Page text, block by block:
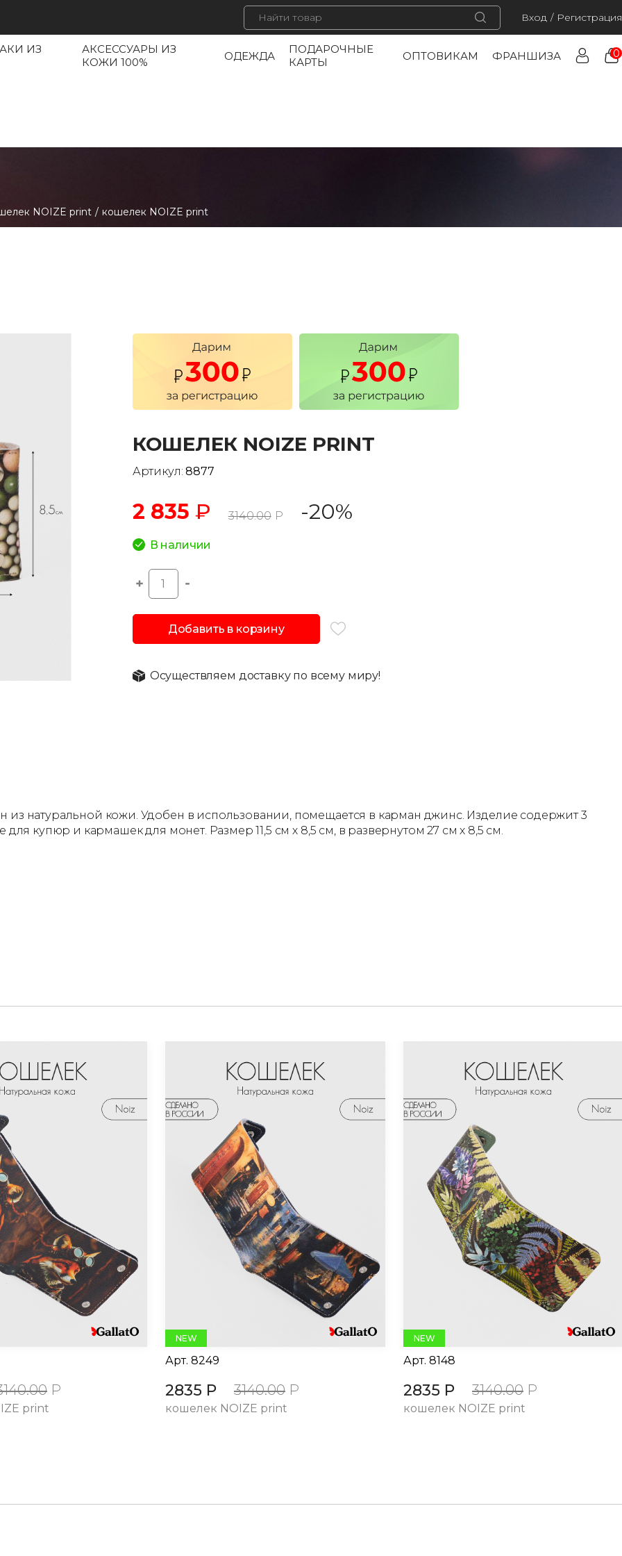
Вход / Регистрация
ИЗ
АКСЕССУАРЫ ИЗ
КОЖИ 100%
ОДЕЖДА
ПОДАРОЧНЫЕ
КАРТЫ
ОПТОВИКАМ ФРАНШИЗА 0
NOIZE print / кошелек NOIZE print
КОШЕЛЕК NOIZE PRINT
Артикул: 8877
2 835 ₽ 3140.00 Р -20%
В наличии
Добавить в корзину
Осуществляем доставку по всему миру!
натуральной кожи. Удобен в использовании, помещается в карман джинс. Изделие содержит 3
купюр и кармашек для монет. Размер 11,5 см х 8,5 см, в развернутом 27 см х 8,5 см.
Р
print
NEW
Арт. 8249
2835 Р 3140.00 Р
кошелек NOIZE print
NEW
Арт. 8148
2835 Р 3140.00 Р
кошелек NOIZE print